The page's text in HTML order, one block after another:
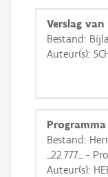
i
+
Basis Lagen
Verslag
Bestand:
Auteur(s):
Bestand:
_22.777_ -
Auteur(s):